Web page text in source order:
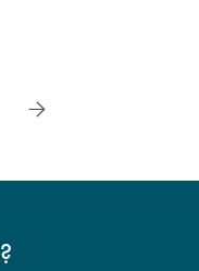
successivo
?